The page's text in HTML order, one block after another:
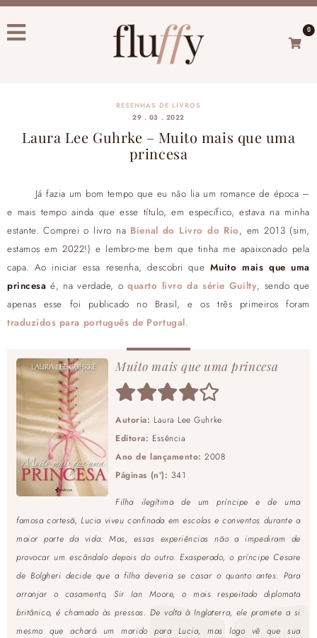
0
RESENHAS DE LIVROS
29 . 03 . 2022
Laura Lee Guhrke – Muito mais que uma
princesa
Já fazia um bom tempo que eu não lia um romance de época –
e mais tempo ainda que esse título, em específico, estava na minha
estante. Comprei o livro na Bienal do Livro do Rio, em 2013 (sim,
estamos em 2022!) e lembro-me bem que tinha me apaixonado pela
capa. Ao iniciar essa resenha, descobri que Muito mais que uma
princesa é, na verdade, oquarto livro da série Guilty, sendo que
apenas esse foi publicado no Brasil, e os três primeiros foram
traduzidos para português de Portugal.
Muito mais que uma princesa
Autoria: Laura Lee Guhrke
Editora: Essência
Ano de lançamento: 2008
Páginas (nº): 341
Filha ilegítima de um príncipe e de uma
famosa cortesã, Lucia viveu confinada em escolas e conventos durante a
maior parte da vida. Mas, essas experiências não a impediram de
provocar um escândalo depois do outro. Exasperado, o príncipe Cesare
de Bolgheri decide que a filha deveria se casar o quanto antes. Para
arranjar o casamento, Sir Ian Moore, o mais respeitado diplomata
britânico, é chamado às pressas. De volta à Inglaterra, ele promete a si
mesmo que achará um marido para Lucia, mas logo vê que sua